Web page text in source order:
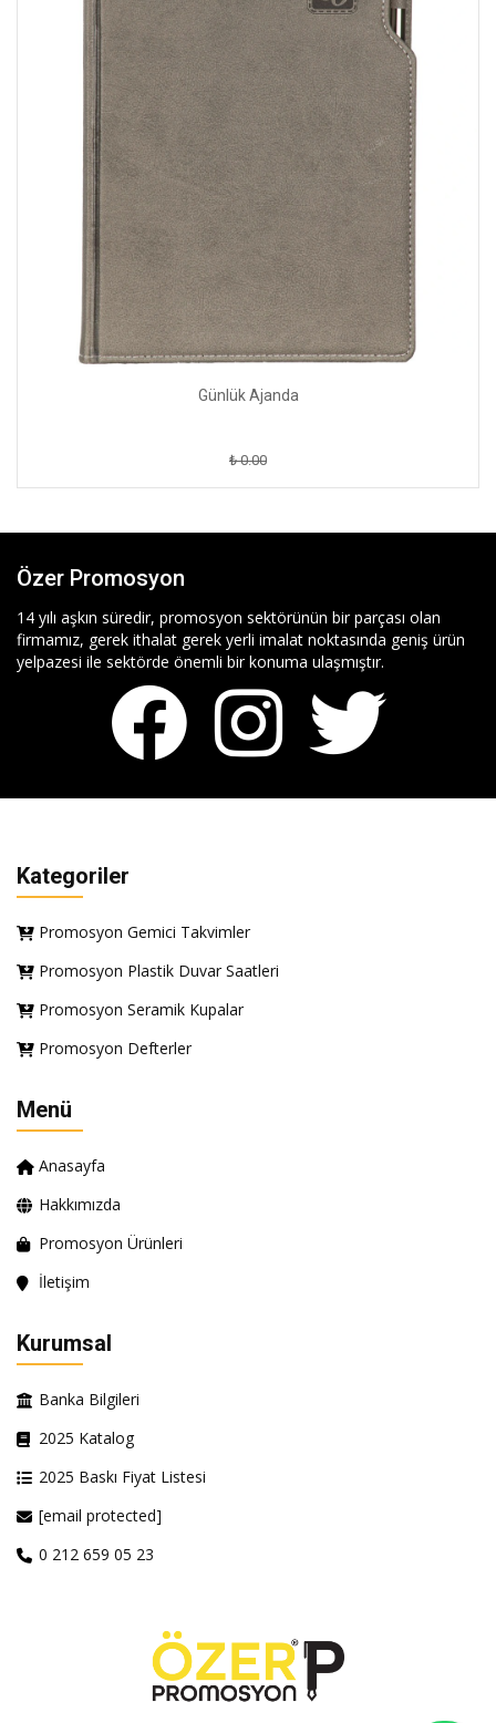
Günlük Ajanda
₺ 0.00
Özer Promosyon
14 yılı aşkın süredir, promosyon sektörünün bir parçası olan
firmamız, gerek ithalat gerek yerli imalat noktasında geniş ürün
yelpazesi ile sektörde önemli bir konuma ulaşmıştır.
Kategoriler
Promosyon Gemici Takvimler
Promosyon Plastik Duvar Saatleri
Promosyon Seramik Kupalar
Promosyon Defterler
Menü
Anasayfa
Hakkımızda
Promosyon Ürünleri
İletişim
Kurumsal
Banka Bilgileri
2025 Katalog
2025 Baskı Fiyat Listesi
[email protected]
0 212 659 05 23